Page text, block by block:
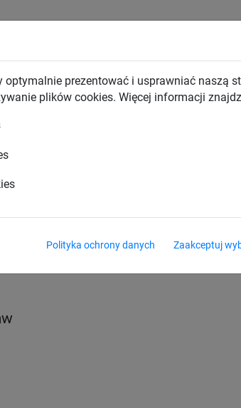
optymalnie prezentować i usprawniać naszą
plików cookies. Więcej informacji
Polityka ochrony danych Zaakceptuj
SIATKI BUDOWLANE
na place zabaw